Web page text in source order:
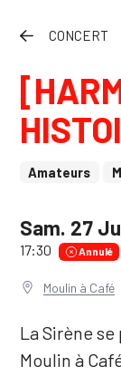
CONCERT
Amateurs
Sam. 27
17:30 Annulé
Moulin à Café
La Sirène se
Moulin à
Le